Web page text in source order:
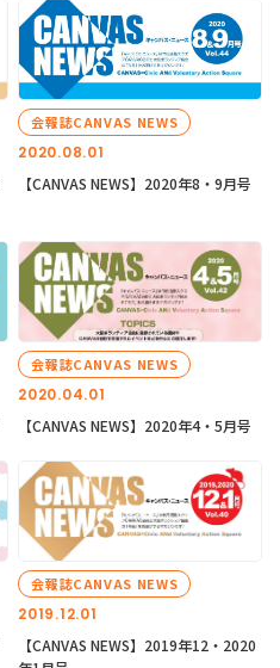
2020.08.01
会報誌CANVAS NEWS
【CANVAS NEWS】2020年8・9月号
2020.04.01
会報誌CANVAS NEWS
【CANVAS NEWS】2020年4・5月号
2019.12.01
会報誌CANVAS NEWS
【CANVAS NEWS】2019年12・2020